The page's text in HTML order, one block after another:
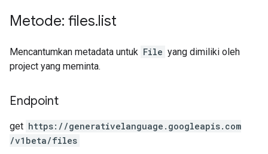
Metode: files.list
Mencantumkan metadata untuk File yang dimiliki oleh
project yang meminta.
Endpoint
get https: / /generativelanguage.googleapis.com
/v1beta/files